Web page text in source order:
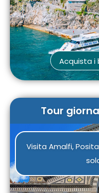
Acquista i
Tour
Visita Amalfi,